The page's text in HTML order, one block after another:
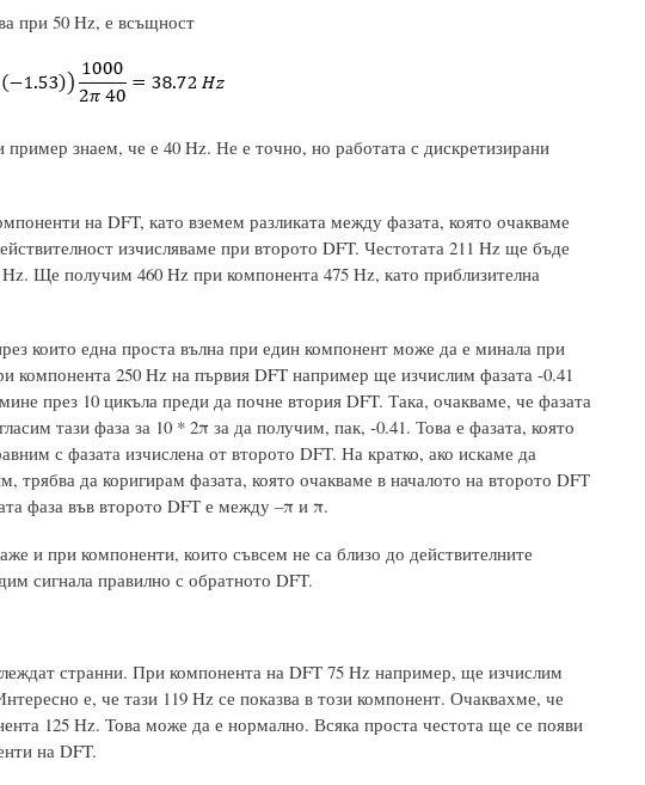
при 50 Hz, е всъщност
пример знаем, че е 40 Hz. Не е точно, но работата с дискретизирани
на DFT, като вземем разликата между фазата, която очакваме
изчисляваме при второто DFT. Честотата 211 Hz ще бъде
Ще получим 460 Hz при компонента 475 Hz, като приблизителна
които една проста вълна при един компонент може да е минала при
компонента 250 Hz на първия DFT например ще изчислим фазата -0.41
през 10 цикъла преди да почне втория DFT. Така, очакваме, че фазата
тази фаза за 10 * 2π за да получим, пак, -0.41. Това е фазата, която
с фазата изчислена от второто DFT. На кратко, ако искаме да
да коригирам фазата, която очакваме в началото на второто DFT
фаза във второто DFT е между –π и π.
и при компоненти, които съвсем не са близо до действителните
сигнала правилно с обратното DFT.
странни. При компонента на DFT 75 Hz например, ще изчислим
е, че тази 119 Hz се показва в този компонент. Очаквахме, че
125 Hz. Това може да е нормално. Всяка проста честота ще се появи
на DFT.